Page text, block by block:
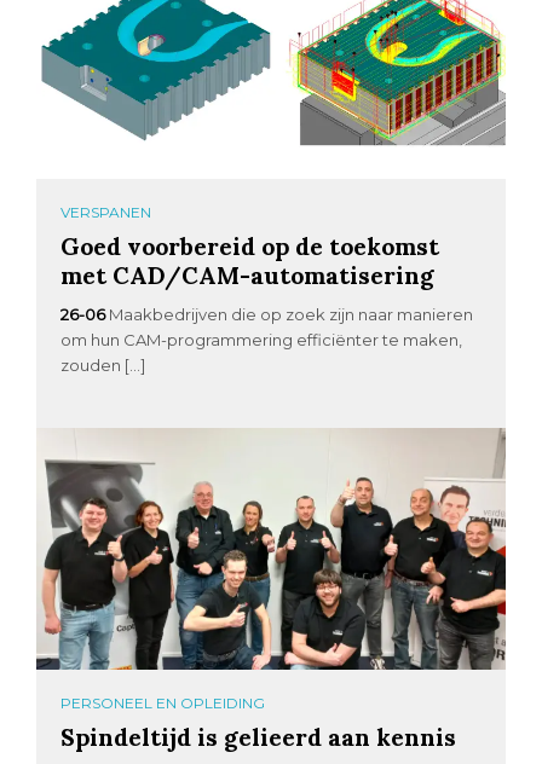
VERSPANEN
Goed voorbereid op de toekomst
met CAD/CAM-automatisering
26-06 Maakbedrijven die op zoek zijn naar manieren
om hun CAM-programmering efficiënter te maken,
zouden […]
PERSONEEL EN OPLEIDING
Spindeltijd is gelieerd aan kennis